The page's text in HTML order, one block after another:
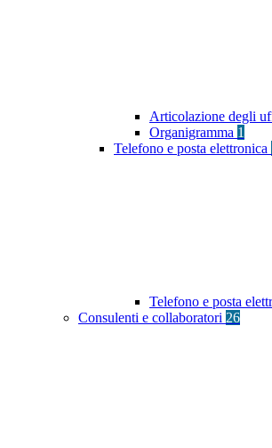
Articolazione degli
Organigramma 1
Telefono e posta elettronica
Telefono e posta
Consulenti e collaboratori 26